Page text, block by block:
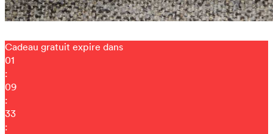
Cadeau gratuit expire dans
01
:
09
:
33
: